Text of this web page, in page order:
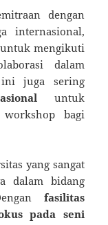
dengan
internasional,
untuk mengikuti
dalam
juga sering
untuk
bagi
yang sangat
dalam bidang
fasilitas
pada seni